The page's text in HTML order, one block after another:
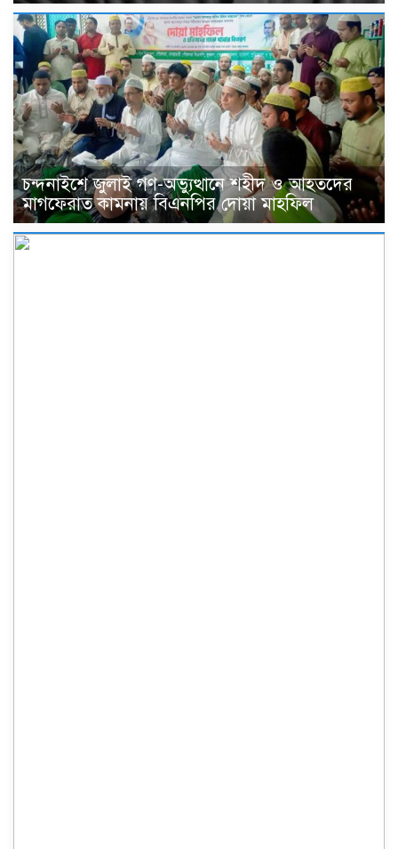
চন্দনাইশে জুলাই গণ-অভ্যুত্থানে শহীদ ও আহতদের
মাগফেরাত কামনায় বিএনপির দোয়া মাহফিল